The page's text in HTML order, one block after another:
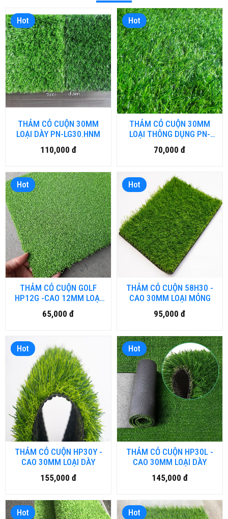
Hot
THẢM CỎ CUỘN 30MM
LOẠI DÀY PN-LG30.HNM
110,000 đ
Hot
THẢM CỎ CUỘN 30MM
LOẠI THÔNG DỤNG PN-
L30.HNM
70,000 đ
Hot
THẢM CỎ CUỘN GOLF
HP12G -CAO 12MM LOẠI
CAO CẤP
65,000 đ
Hot
THẢM CỎ CUỘN 58H30 -
CAO 30MM LOẠI MỎNG
95,000 đ
Hot
THẢM CỎ CUỘN HP30Y -
CAO 30MM LOẠI DÀY
155,000 đ
Hot
THẢM CỎ CUỘN HP30L -
CAO 30MM LOẠI DÀY
145,000 đ
Hot Hot